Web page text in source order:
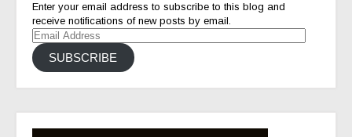
Enter your email address to subscribe to this blog and
receive notifications of new posts by email.
Email
Address
SUBSCRIBE